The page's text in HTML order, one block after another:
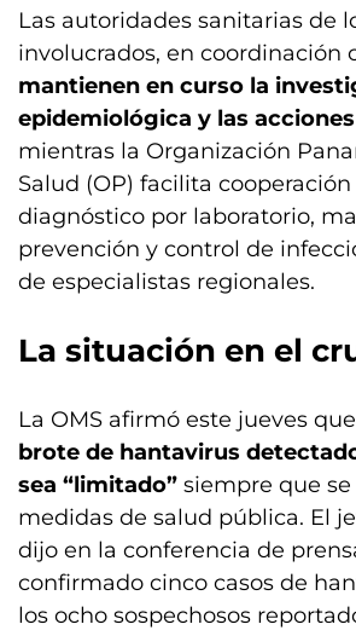
Las autoridades sanitarias de
involucrados, en coordinación
mantienen en curso la
epidemiológica y las
mientras la Organización
Salud (OP) facilita
diagnóstico por laboratorio,
prevención y control de
de especialistas regionales.
La situación en el
La OMS afirmó este jueves que
brote de hantavirus
sea “limitado” siempre que
medidas de salud pública. El
dijo en la conferencia de
confirmado cinco casos de
los ocho sospechosos